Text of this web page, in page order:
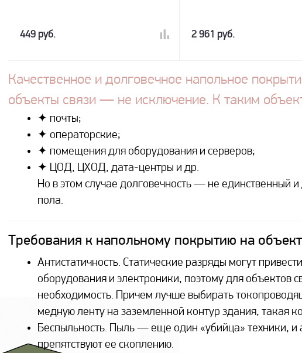
449 руб. 2 961 руб.
Качественное и долговечное напольное
объекты связи — не исключение. К таким
✦ почты;
✦ операторские;
✦ помещения для оборудования и серверов;
✦ ЦОД, ЦХОД, дата-центры и др.
Но в этом случае долговечность — не единственный
пола.
Требования к напольному покрытию на
Антистатичность. Статические разряды могут
оборудования и электроники, поэтому для объектов
необходимость. Причем лучше выбирать
медную ленту на заземленной контур здания, такая
Беспыльность. Пыль — еще один «убийца» техники, и
препятствуют ее скоплению.